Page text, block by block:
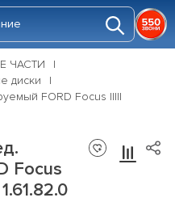
ЧАСТИ
диски
FORD Focus IIIII
Focus